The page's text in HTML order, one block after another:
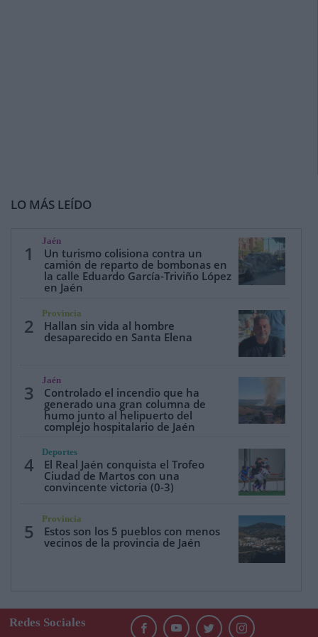
LO MÁS LEÍDO
1
Jaén
Un turismo colisiona contra un
camión de reparto de bombonas en
la calle Eduardo García-Triviño López
en Jaén
2
Provincia
Hallan sin vida al hombre
desaparecido en Santa Elena
3
Jaén
Controlado el incendio que ha
generado una gran columna de
humo junto al helipuerto del
complejo hospitalario de Jaén
4
Deportes
El Real Jaén conquista el Trofeo
Ciudad de Martos con una
convincente victoria (0-3)
5
Provincia
Estos son los 5 pueblos con menos
vecinos de la provincia de Jaén
Redes Sociales